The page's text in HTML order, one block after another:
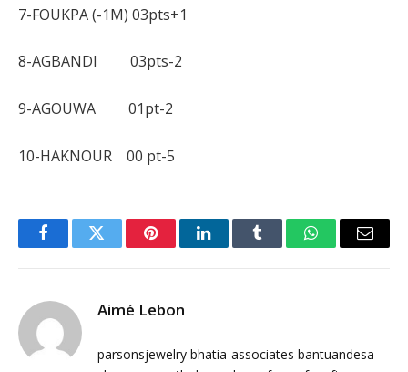
7-FOUKPA (-1M) 03pts+1
8-AGBANDI 03pts-2
9-AGOUWA 01pt-2
10-HAKNOUR 00 pt-5
FacebookTwitter PinterestLinkedInTumblr WhatsAppEmail
Aimé Lebon
parsonsjewelry bhatia-associates bantuandesa